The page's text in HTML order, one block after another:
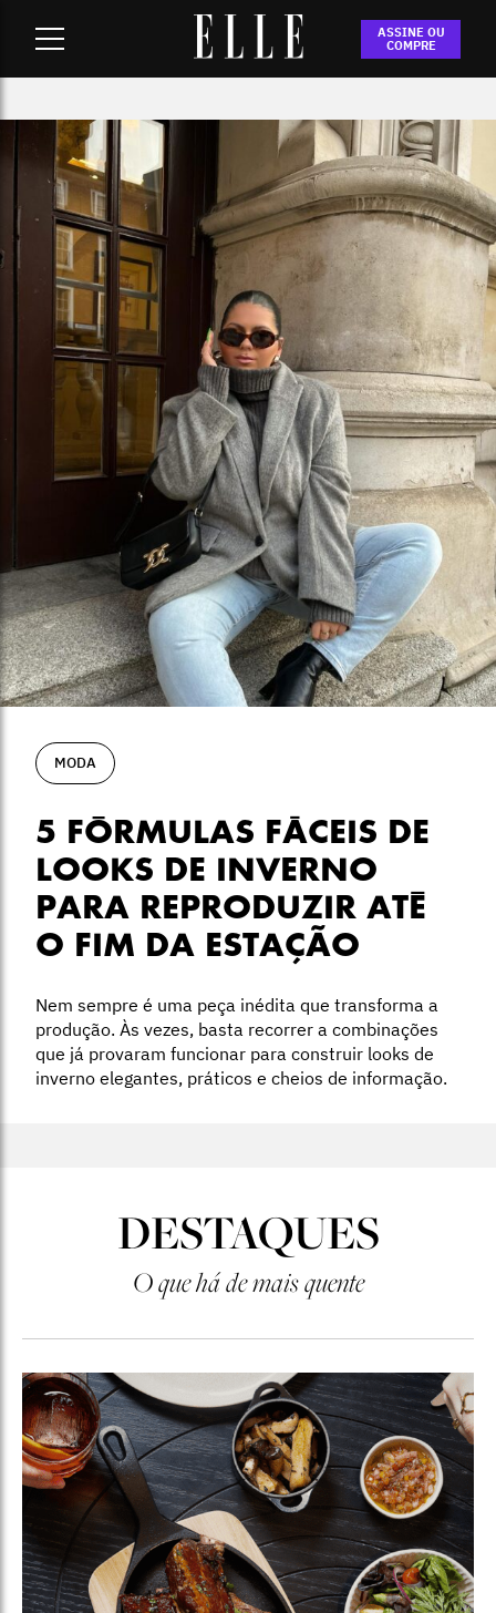
ASSINE OU
COMPRE
MODA
5 FÓRMULAS FÁCEIS DE
LOOKS DE INVERNO
PARA REPRODUZIR ATÉ
O FIM DA ESTAÇÃO
Nem sempre é uma peça inédita que transforma a
produção. Às vezes, basta recorrer a combinações
que já provaram funcionar para construir looks de
inverno elegantes, práticos e cheios de informação.
DESTAQUES
O que há de mais quente